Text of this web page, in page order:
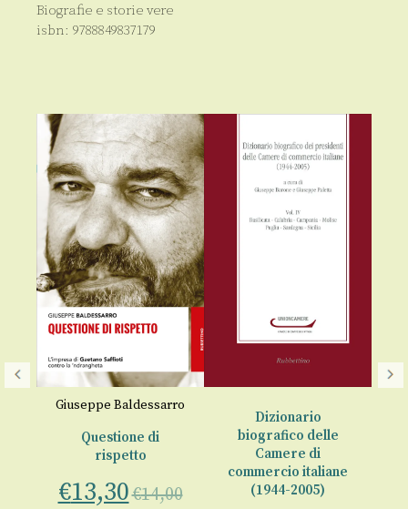
Biografie e storie vere
isbn: 9788849837179
Giuseppe Baldessarro
Questione di
rispetto
€13,30€14,00
Dizionario
biografico delle
Camere di
commercio italiane
(1944-2005)